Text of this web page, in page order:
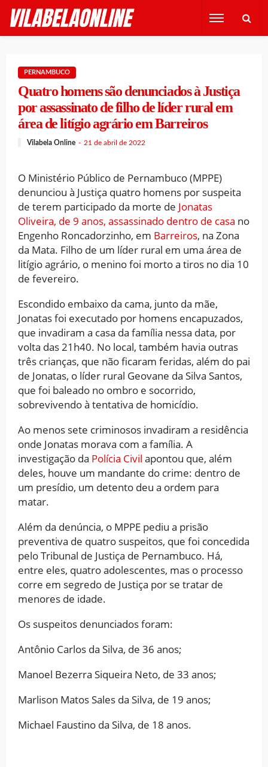
PERNAMBUCO
Quatro homens são denunciados à Justiça
por assassinato de filho de líder rural em
área de litígio agrário em Barreiros
Vilabela Online 21 de abril de 2022
O Ministério Público de Pernambuco (MPPE)
denunciou à Justiça quatro homens por suspeita
de terem participado da morte de Jonatas
Oliveira, de 9 anos, assassinado dentro de casa no
Engenho Roncadorzinho, em Barreiros, na Zona
da Mata. Filho de um líder rural em uma área de
litígio agrário, o menino foi morto a tiros no dia 10
de fevereiro.
Escondido embaixo da cama, junto da mãe,
Jonatas foi executado por homens encapuzados,
que invadiram a casa da família nessa data, por
volta das 21h40. No local, também havia outras
três crianças, que não ficaram feridas, além do pai
de Jonatas, o líder rural Geovane da Silva Santos,
que foi baleado no ombro e socorrido,
sobrevivendo à tentativa de homicídio.
Ao menos sete criminosos invadiram a residência
onde Jonatas morava com a família. A
investigação da Polícia Civil apontou que, além
deles, houve um mandante do crime: dentro de
um presídio, um detento deu a ordem para
matar.
Além da denúncia, o MPPE pediu a prisão
preventiva de quatro suspeitos, que foi concedida
pelo Tribunal de Justiça de Pernambuco. Há,
entre eles, quatro adolescentes, mas o processo
corre em segredo de Justiça por se tratar de
menores de idade.
Os suspeitos denunciados foram:
Antônio Carlos da Silva, de 36 anos;
Manoel Bezerra Siqueira Neto, de 33 anos;
Marlison Matos Sales da Silva, de 19 anos;
Michael Faustino da Silva, de 18 anos.